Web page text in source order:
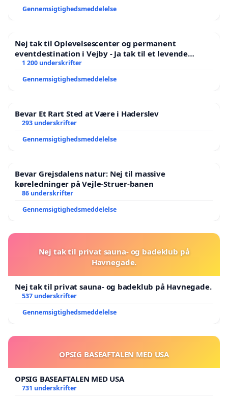
Gennemsigtighedsmeddelelse
Nej tak til Oplevelsescenter og permanent
eventdestination i Vejby - Ja tak til et levende
lokalområde i balance
1 200 underskrifter
Gennemsigtighedsmeddelelse
Bevar Et Rart Sted at Være i Haderslev
293 underskrifter
Gennemsigtighedsmeddelelse
Bevar Grejsdalens natur: Nej til massive
køreledninger på Vejle-Struer-banen
86 underskrifter
Gennemsigtighedsmeddelelse
Nej tak til privat sauna- og badeklub på
Havnegade.
Nej tak til privat sauna- og badeklub på Havnegade.
537 underskrifter
Gennemsigtighedsmeddelelse
OPSIG BASEAFTALEN MED USA
OPSIG BASEAFTALEN MED USA
731 underskrifter